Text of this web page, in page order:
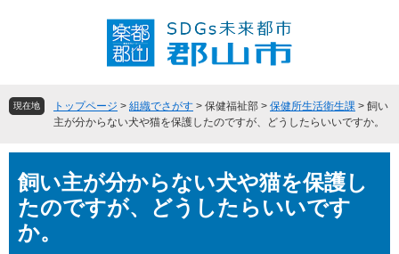
頭
飛現在地 トップページ > 組織でさがす > 保健福祉部 > 保健所生活衛生課 > 飼い
主が分からない犬や猫を保護したのですが、どうしたらいいですか。
文飼い主が分からない犬や猫を保護し
たのですが、どうしたらいいです
か。